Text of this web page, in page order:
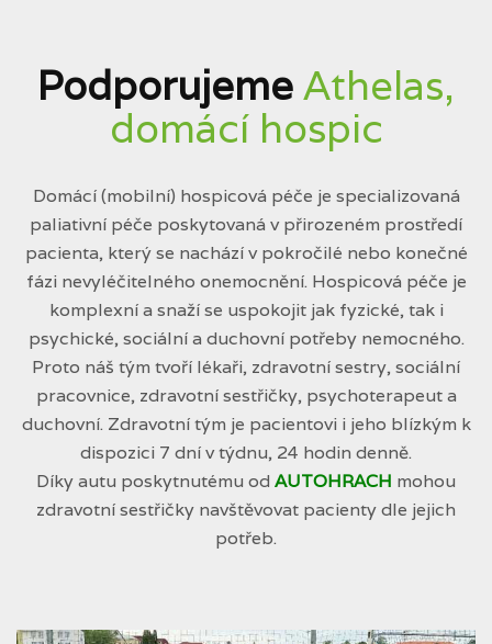
PodporujemeAthelas,
domácí hospic
Domácí (mobilní) hospicová péče je specializovaná
paliativní péče poskytovaná v přirozeném prostředí
pacienta, který se nachází v pokročilé nebo konečné
fázi nevyléčitelného onemocnění. Hospicová péče je
komplexní a snaží se uspokojit jak fyzické, tak i
psychické, sociální a duchovní potřeby nemocného.
Proto náš tým tvoří lékaři, zdravotní sestry, sociální
pracovnice, zdravotní sestřičky, psychoterapeut a
duchovní. Zdravotní tým je pacientovi i jeho blízkým k
dispozici 7 dní v týdnu, 24 hodin denně.
Díky autu poskytnutému od AUTOHRACH mohou
zdravotní sestřičky navštěvovat pacienty dle jejich
potřeb.